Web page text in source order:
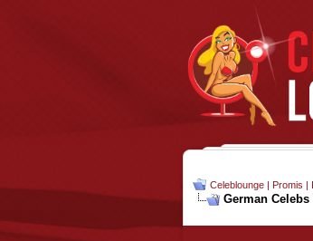
Celeblounge | Promis |
German